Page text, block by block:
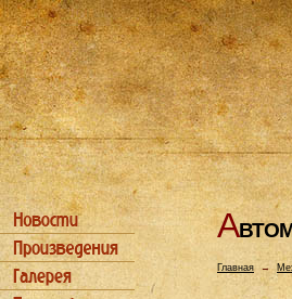
А
Главная→